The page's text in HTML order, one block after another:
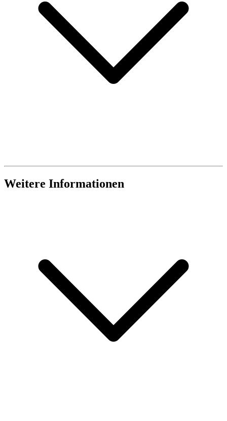
Weitere Informationen